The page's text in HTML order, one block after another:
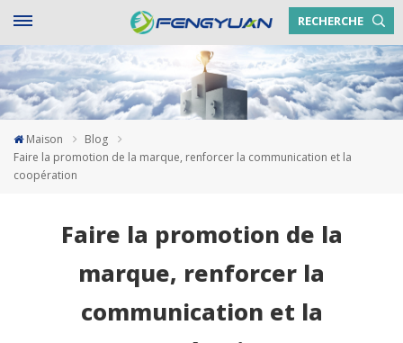
RECHERCHE
Maison
Blog
Faire la promotion de la marque, renforcer la communication et la
coopération
Faire la promotion de la
marque, renforcer la
communication et la